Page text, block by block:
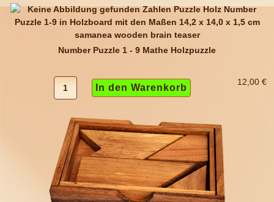
Number Puzzle 1 - 9 Mathe Holzpuzzle
12,00 €